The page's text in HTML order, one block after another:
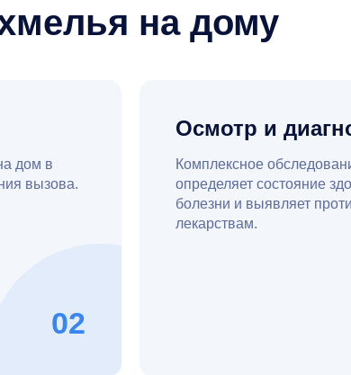
на дому
дом в
вызова.
Осмотр и
Комплексное
определяет состояние
болезни и выявляет
лекарствам.